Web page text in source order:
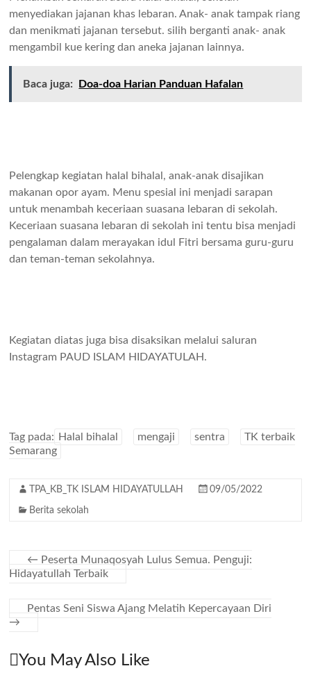
menyediakan jajanan khas lebaran. Anak- anak tampak riang
dan menikmati jajanan tersebut. silih berganti anak- anak
mengambil kue kering dan aneka jajanan lainnya.
Baca juga: Doa-doa Harian Panduan Hafalan
Pelengkap kegiatan halal bihalal, anak-anak disajikan
makanan opor ayam. Menu spesial ini menjadi sarapan
untuk menambah keceriaan suasana lebaran di sekolah.
Keceriaan suasana lebaran di sekolah ini tentu bisa menjadi
pengalaman dalam merayakan idul Fitri bersama guru-guru
dan teman-teman sekolahnya.
Kegiatan diatas juga bisa disaksikan melalui saluran
Instagram PAUD ISLAM HIDAYATULAH.
Tag pada: Halal bihalal mengaji sentra
TK terbaik
Semarang
TPA_KB_TK ISLAM HIDAYATULLAH 09/05/2022
Berita sekolah
← Peserta Munaqosyah Lulus Semua. Penguji:
Hidayatullah Terbaik
Pentas Seni Siswa Ajang Melatih Kepercayaan Diri
→
You May Also Like